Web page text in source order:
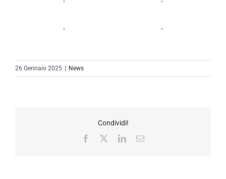
26 Gennaio 2025 News
Condividi!
Facebook
LinkedInEmail